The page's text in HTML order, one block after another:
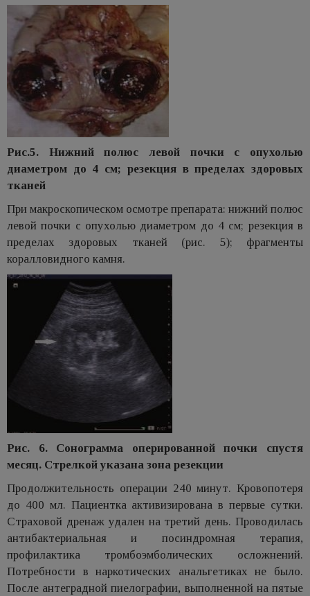
Рис.5. Нижний полюс левой почки с опухолью
диаметром до 4 см; резекция в пределах здоровых
тканей
При макроскопическом осмотре препарата: нижний полюс
левой почки с опухолью диаметром до 4 см; резекция в
пределах здоровых тканей (рис. 5); фрагменты
коралловидного камня.
Рис. 6. Сонограмма оперированной почки спустя
месяц. Стрелкой указана зона резекции
Продолжительность операции 240 минут. Кровопотеря
до 400 мл. Пациентка активизирована в первые сутки.
Страховой дренаж удален на третий день. Проводилась
антибактериальная и посиндромная терапия,
профилактика тромбоэмболических осложнений.
Потребности в наркотических анальгетиках не было.
После антеградной пиелографии, выполненной на пятые